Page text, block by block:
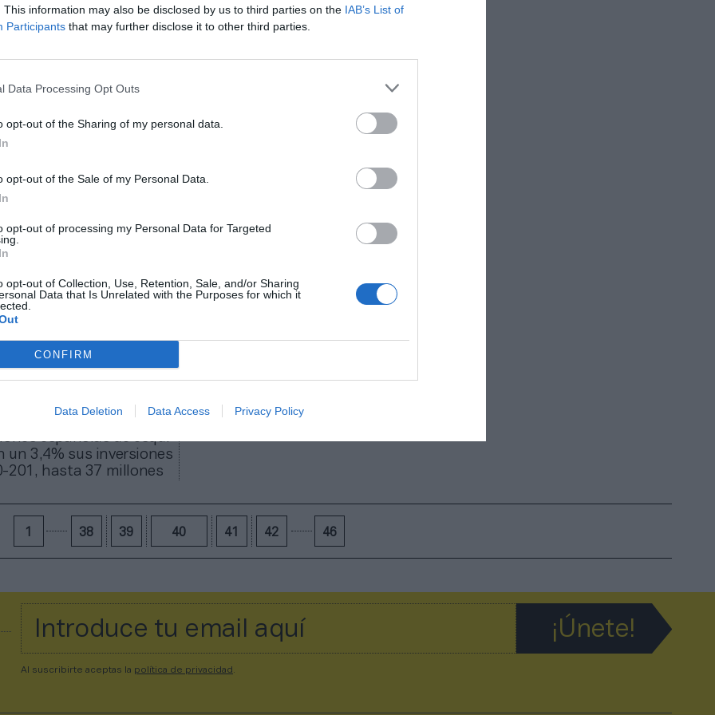
This information may also be disclosed by us to third parties on the IAB’s List of
Participants that may further disclose it to other third parties.
Data Processing Opt Outs
opt-out of the Sharing of my personal data.
opt-out of the Sale of my Personal Data.
opt-out of processing my Personal Data for Targeted
opt-out of Collection, Use, Retention, Sale, and/or Sharing
Data that Is Unrelated with the Purposes for which it
CONFIRM
Data Deletion Data Access Privacy Policy
recibirán 90
españolas de esquí
un 3,4% sus inversiones
201, hasta 37 millones
38 39 40 41 42 46
Al suscribirte aceptas la política de privacidad .